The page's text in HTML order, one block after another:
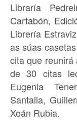
Libraría
Cartabón,
Librería
as súas
cita que
de 30 citas
Eugenia
Santalla,
Xoán Rubia.